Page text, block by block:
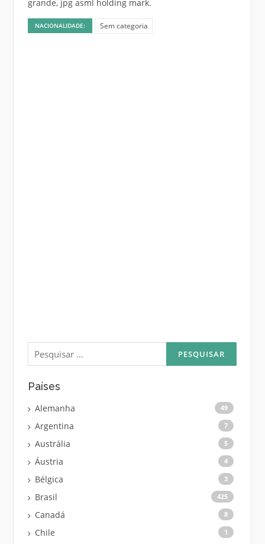
grande, jpg asml holding mark.
NACIONALIDADE: Sem categoria
Pesquisar
por:
Países
Alemanha 49
Argentina 7
Austrália 5
Áustria 4
Bélgica 3
Brasil 425
Canadá 8
Chile 1